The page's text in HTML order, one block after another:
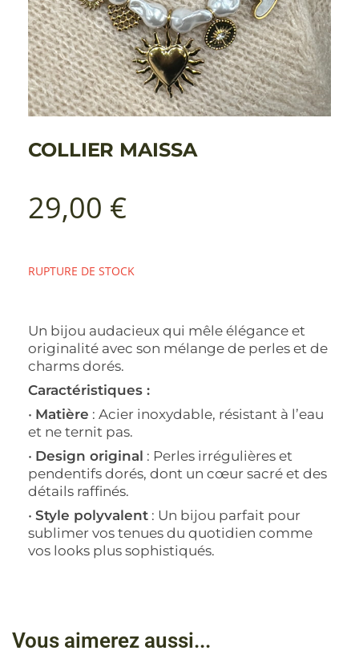
COLLIER MAISSA
29,00 €
RUPTURE DE STOCK
Un bijou audacieux qui mêle élégance et
originalité avec son mélange de perles et de
charms dorés.
Caractéristiques :
• Matière : Acier inoxydable, résistant à l’eau
et ne ternit pas.
• Design original : Perles irrégulières et
pendentifs dorés, dont un cœur sacré et des
détails raffinés.
• Style polyvalent : Un bijou parfait pour
sublimer vos tenues du quotidien comme
vos looks plus sophistiqués.
Vous aimerez aussi...